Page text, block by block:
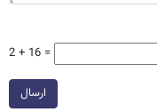
2 + 16 =
ارسال